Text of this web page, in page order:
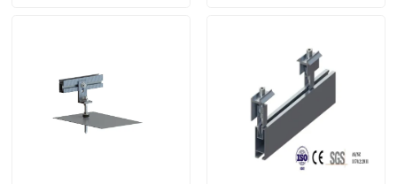
Circa noi